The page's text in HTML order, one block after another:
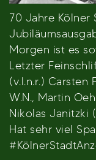
70 Jahre Kölner
Morgen ist es
Letzter
(v.l.n.r.) Carsten
W.N., Martin
Nikolas Janitzki
Hat sehr viel